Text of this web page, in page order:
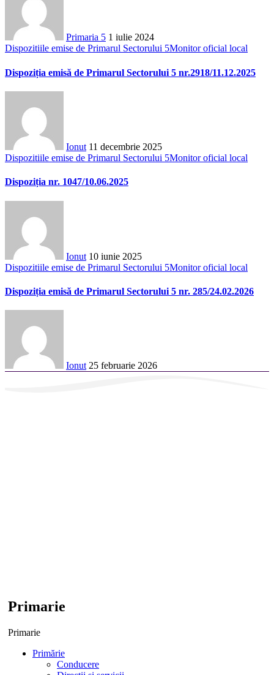
Primaria 5 1 iulie 2024
Dispozitiile emise de Primarul Sectorului 5Monitor oficial local
Dispoziția emisă de Primarul Sectorului 5 nr.2918/11.12.2025
Ionut 11 decembrie 2025
Dispozitiile emise de Primarul Sectorului 5Monitor oficial local
Dispoziția nr. 1047/10.06.2025
Ionut 10 iunie 2025
Dispozitiile emise de Primarul Sectorului 5Monitor oficial local
Dispoziția emisă de Primarul Sectorului 5 nr. 285/24.02.2026
Ionut 25 februarie 2026
Primarie
Primarie
Primărie
Conducere